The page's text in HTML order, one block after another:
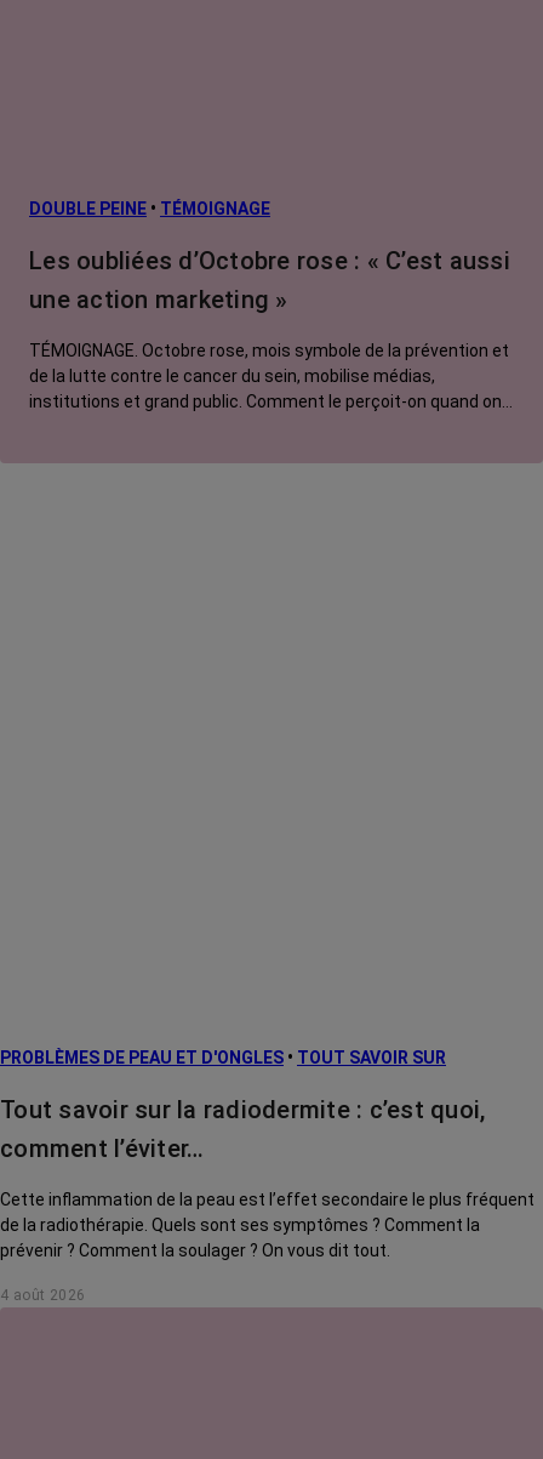
L’après cancer
Traitements
contre le cancer
DOUBLE PEINE • TÉMOIGNAGE
Les oubliées d’Octobre rose : « C’est aussi
une action marketing »
TÉMOIGNAGE. Octobre rose, mois symbole de la prévention et
de la lutte contre le cancer du sein, mobilise médias,
institutions et grand public. Comment le perçoit-on quand on
PROBLÈMES DE PEAU ET D'ONGLES • TOUT SAVOIR SUR
Tout savoir sur la radiodermite : c’est quoi,
comment l’éviter…
Cette inflammation de la peau est l’effet secondaire le plus fréquent
de la radiothérapie. Quels sont ses symptômes ? Comment la
prévenir ? Comment la soulager ? On vous dit tout.
4 août 2026